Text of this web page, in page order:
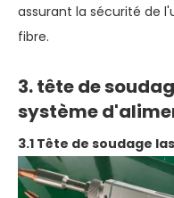
assurant la sécurité de
fibre.
3. tête de
système
3.1 Tête de soudage